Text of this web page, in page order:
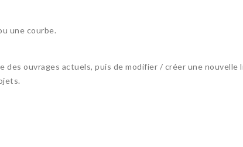
une courbe.
ouvrages actuels, puis de modifier / créer une nouvelle